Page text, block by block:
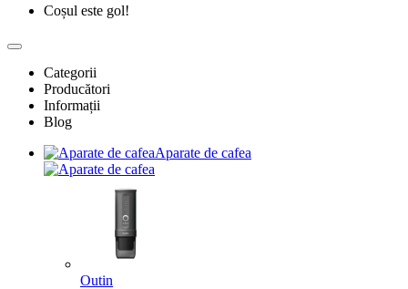
Coșul este gol!
Categorii
Producători
Informații
Blog
Aparate de cafea
Outin